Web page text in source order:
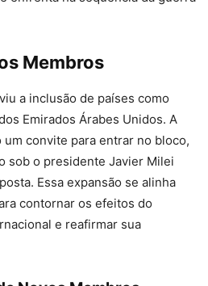
Membros
a inclusão de países como
Emirados Árabes Unidos. A
convite para entrar no bloco,
sob o presidente Javier Milei
Essa expansão se alinha
contornar os efeitos do
e reafirmar sua